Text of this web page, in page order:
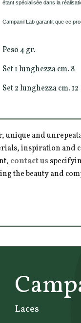
étant spécialisée dans la
Campanil Lab garantit que ce
Peso 4 gr.
Set 1 lunghezza cm. 8
Set 2 lunghezza cm. 12
and
inspiration and
contact us
the beauty and
Laces